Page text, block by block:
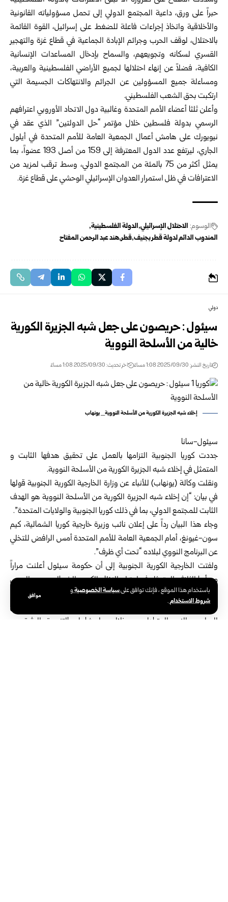
باستخدام هذا الموقع ، فإنك توافق علىسياسة الخصوصيةو
شروط الاستخدام.
موافق
حبراً على ورق، داعية المجتمع الدولي إلى تحمل مسؤولياته القانونية
والأخلاقية واتخاذ إجراءات فاعلة للضغط على إسرائيل، القوة القائمة
بالاحتلال، لوقف الحرب وجرائم الإبادة الجماعية في قطاع غزة والتهجير
القسري لسكانه وتجويعهم، والسماح بإدخال المساعدات الإنسانية
الكافية، فضلاً عن إنهاء احتلالها لجميع الأراضي الفلسطينية والعربية،
ومساءلة جميع المسؤولين عن الجرائم والانتهاكات الجسيمة التي
ارتكبت بحق الشعب الفلسطيني.
وأعلن ثلثا أعضاء الأمم المتحدة وغالبية دول الاتحاد الأوروبي اعترافهم
الرسمي بدولة فلسطين خلال مؤتمر “حل الدولتين” الذي عقد في
نيويورك على هامش أعمال الجمعية العامة للأمم المتحدة في أيلول
الجاري، ليرتفع عدد الدول المعترفة إلى 159 من أصل 193 عضواً، بما
يمثل أكثر من 75 بالمئة من المجتمع الدولي، وسط ترقب لمزيد من
الاعترافات في ظل استمرار العدوان الإسرائيلي الوحشي على قطاع غزة.
الوسوم: الاحتلال الإسرائيلي الدولة الفلسطينية
المندوب الدائم لدولة قطر بجنيف قطر هند عبد الرحمن المفتاح
دولي
سيئول : حريصون على جعل شبه الجزيرة الكورية
خالية من الأسلحة النووية
تاريخ النشر: 2025/09/30 1:08 مساءً اخر تحديث: 2025/09/30 1:08 مساءً
إخلاء شبه الجزيرة الكورية من الأسلحة النووية_ يونهاب
سيئول-سانا
جددت كوريا الجنوبية التزامها بالعمل على تحقيق هدفها الثابت و
المتمثل في إخلاء شبه الجزيرة الكورية من الأسلحة النووية.
ونقلت وكالة (يونهاب) للأنباء عن وزارة الخارجية الكورية الجنوبية قولها
في بيان: “إن إخلاء شبه الجزيرة الكورية من الأسلحة النووية هو الهدف
الثابت للمجتمع الدولي، بما في ذلك كوريا الجنوبية والولايات المتحدة”.
وجاء هذا البيان رداً على إعلان نائب وزيرة خارجية كوريا الشمالية، كيم
سون-غيونغ، أمام الجمعية العامة للأمم المتحدة أمس الرافض للتخلي
عن البرنامج النووي لبلاده “تحت أي ظرف”.
ولفتت الخارجية الكورية الجنوبية إلى أن حكومة سيئول أعلنت مراراً
مبدأها الثلاثي المتمثل في احترام النظام الكوري الشمالي، وعدم السعي
إلى التوحيد عن طريق الاستيعاب، وعدم الانخراط في أعمال عدائية،
وقال: “نحن من جانبنا سنواصل جهودنا الدبلوماسية لتحقيق التعايش
السلمي والنمو المتبادل من خلال حوار شامل بالتنسيق الوثيق مع